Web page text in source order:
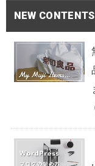
NEW CONTENTS